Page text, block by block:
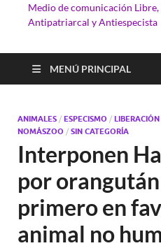
Medio de comunicación
Antipatriarcal y Antiespecista
MENÚ PRINCIPAL
ANIMALES / ESPECISMO /
NOMÁSZOO / SIN CATEGORÍA
Interponen
por
primero en
animal no